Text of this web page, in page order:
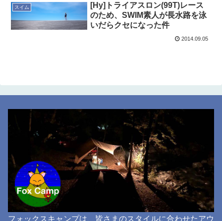
スイム
[Hy]トライアスロン(99T)レース
のため、SWIM素人が長水路を泳
いだらクセになった件
2014.09.05
フォックスキャンプは、皆さまのスタイルに合わせたアウ